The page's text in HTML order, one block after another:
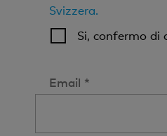
Svizzera.
Si, confermo di
Email *